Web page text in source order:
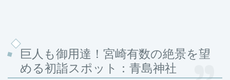
巨人も御用達！宮崎有数の絶景を望
める初詣スポット：青島神社